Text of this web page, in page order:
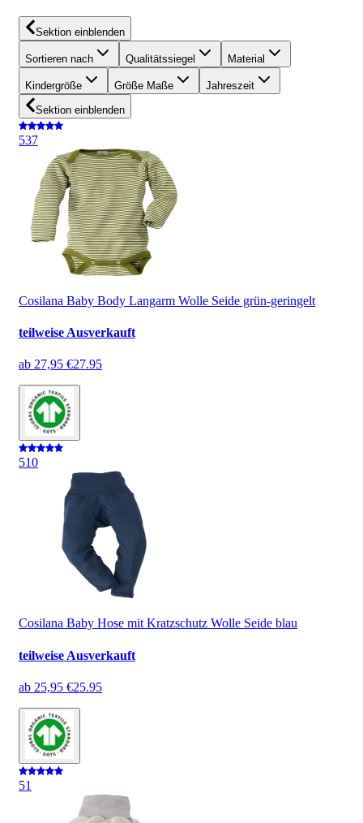
Sektion einblenden
Sortieren nach Qualitätssiegel Material
Kindergröße Größe Maße
Jahreszeit
Sektion einblenden
537
Cosilana Baby Body Langarm Wolle Seide grün-geringelt
teilweise Ausverkauft
ab 27,95 €27.95
510
Cosilana Baby Hose mit Kratzschutz Wolle Seide blau
teilweise Ausverkauft
ab 25,95 €25.95
51